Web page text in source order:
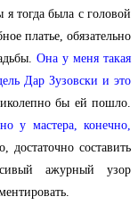
тогда была с головой
платье, обязательно
Она у меня такая
Дар Зузовски и это
бы ей пошло.
у мастера, конечно,
достаточно составить
ажурный узор